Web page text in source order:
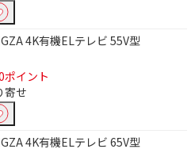
4K有機ELテレビ 55V型
ポイント
寄せ
4K有機ELテレビ 65V型